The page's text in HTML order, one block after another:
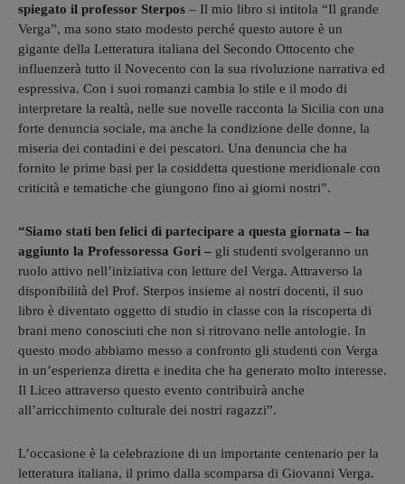
spiegato il professor Sterpos – Il mio libro si intitola “Il grande
Verga”, ma sono stato modesto perché questo autore è un
gigante della Letteratura italiana del Secondo Ottocento che
influenzerà tutto il Novecento con la sua rivoluzione narrativa ed
espressiva. Con i suoi romanzi cambia lo stile e il modo di
interpretare la realtà, nelle sue novelle racconta la Sicilia con una
forte denuncia sociale, ma anche la condizione delle donne, la
miseria dei contadini e dei pescatori. Una denuncia che ha
fornito le prime basi per la cosiddetta questione meridionale con
criticità e tematiche che giungono fino ai giorni nostri”.
“Siamo stati ben felici di partecipare a questa giornata – ha
aggiunto la Professoressa Gori – gli studenti svolgeranno un
ruolo attivo nell’iniziativa con letture del Verga. Attraverso la
disponibilità del Prof. Sterpos insieme ai nostri docenti, il suo
libro è diventato oggetto di studio in classe con la riscoperta di
brani meno conosciuti che non si ritrovano nelle antologie. In
questo modo abbiamo messo a confronto gli studenti con Verga
in un’esperienza diretta e inedita che ha generato molto interesse.
Il Liceo attraverso questo evento contribuirà anche
all’arricchimento culturale dei nostri ragazzi”.
L’occasione è la celebrazione di un importante centenario per la
letteratura italiana, il primo dalla scomparsa di Giovanni Verga.